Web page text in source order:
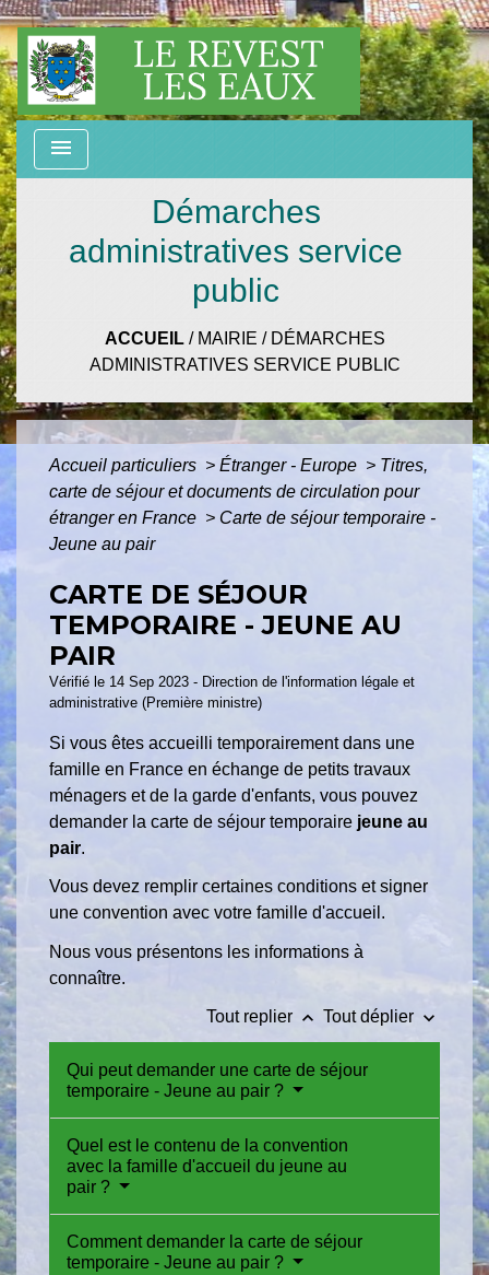
menu
Démarches
administratives service
public
ACCUEIL/ MAIRIE / DÉMARCHES
ADMINISTRATIVES SERVICE PUBLIC
Accueil particuliers > Étranger - Europe > Titres,
carte de séjour et documents de circulation pour
étranger en France > Carte de séjour temporaire -
Jeune au pair
CARTE DE SÉJOUR
TEMPORAIRE - JEUNE AU
PAIR
Vérifié le 14 Sep 2023 - Direction de l'information légale et
administrative (Première ministre)
Si vous êtes accueilli temporairement dans une
famille en France en échange de petits travaux
ménagers et de la garde d'enfants, vous pouvez
demander la carte de séjour temporaire jeune au
pair.
Vous devez remplir certaines conditions et signer
une convention avec votre famille d'accueil.
Nous vous présentons les informations à
connaître.
Tout replier keyboard_arrow_up Tout déplier keyboard_arrow_down
Qui peut demander une carte de séjour
temporaire - Jeune au pair ?
Quel est le contenu de la convention
avec la famille d'accueil du jeune au
pair ?
Comment demander la carte de séjour
temporaire - Jeune au pair ?